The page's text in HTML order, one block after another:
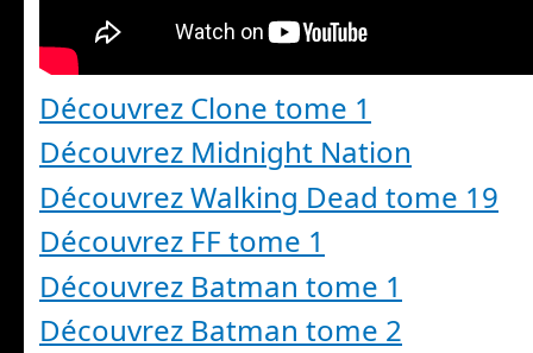
Découvrez Clone tome 1
Découvrez Midnight Nation
Découvrez Walking Dead tome 19
Découvrez FF tome 1
Découvrez Batman tome 1
Découvrez Batman tome 2